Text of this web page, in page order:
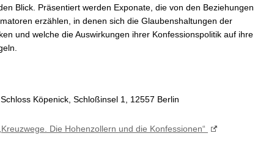
Blick. Präsentiert werden Exponate, die von den Beziehungen
erzählen, in denen sich die Glaubenshaltungen der
und welche die Auswirkungen ihrer Konfessionspolitik auf ihre
Köpenick, Schloßinsel 1, 12557 Berlin
„Kreuzwege. Die Hohenzollern und die Konfessionen“